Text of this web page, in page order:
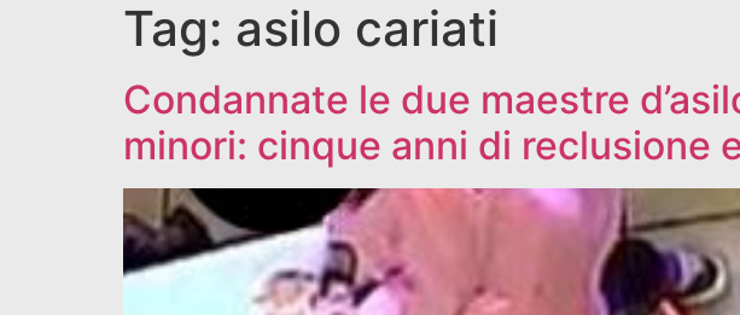
Tag: asilo cariati
Condannate le due maestre
minori: cinque anni di reclusione